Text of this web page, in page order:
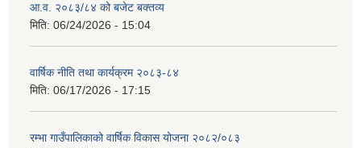
आ.व. २०८३/८४ को बजेट बक्तव्य
मिति: 06/24/2026 - 15:04
वार्षिक नीति तथा कार्यक्रम २०८३-८४
मिति: 06/17/2026 - 17:15
रम्भा गाउँपालिकाको वार्षिक विकास योजना २०८२/०८३